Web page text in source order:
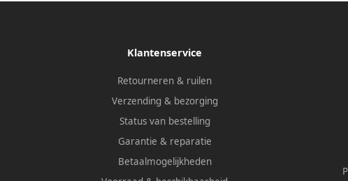
Klantenservice
Retourneren & ruilen
Verzending & bezorging
Status van bestelling
Garantie & reparatie
Betaalmogelijkheden